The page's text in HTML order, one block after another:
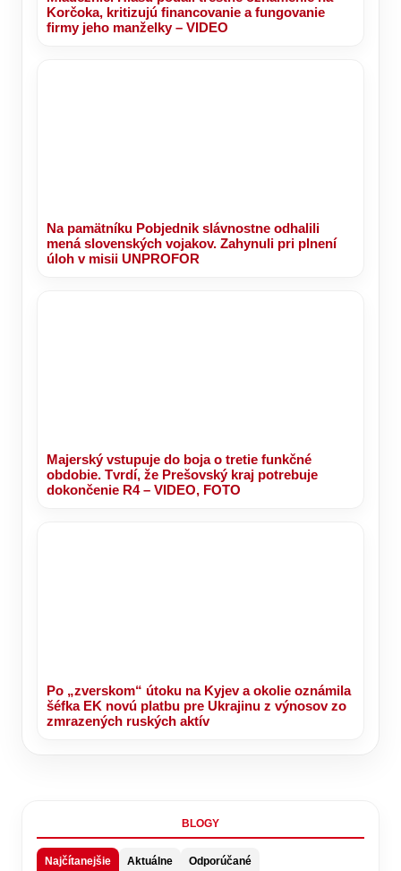
Korčoka, kritizujú financovanie a fungovanie
firmy jeho manželky – VIDEO
Na pamätníku Pobjednik slávnostne odhalili
mená slovenských vojakov. Zahynuli pri plnení
úloh v misii UNPROFOR
Majerský vstupuje do boja o tretie funkčné
obdobie. Tvrdí, že Prešovský kraj potrebuje
dokončenie R4 – VIDEO, FOTO
Po „zverskom“ útoku na Kyjev a okolie oznámila
šéfka EK novú platbu pre Ukrajinu z výnosov zo
zmrazených ruských aktív
BLOGY
Najčítanejšie Aktuálne Odporúčané